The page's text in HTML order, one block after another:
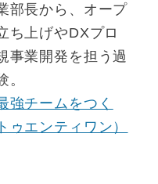
部長から、オープ
ち上げやDXプロ
事業開発を担う過
強チームをつく
ゥエンティワン）